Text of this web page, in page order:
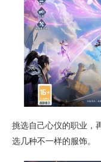
挑选自己心仪的职业，
选几种不一样的服饰。